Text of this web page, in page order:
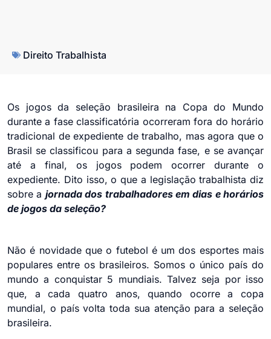
Direito Trabalhista
Os jogos da seleção brasileira na Copa do Mundo
durante a fase classificatória ocorreram fora do horário
tradicional de expediente de trabalho, mas agora que o
Brasil se classificou para a segunda fase, e se avançar
até a final, os jogos podem ocorrer durante o
expediente. Dito isso, o que a legislação trabalhista diz
sobre a jornada dos trabalhadores em dias e horários
de jogos da seleção?
Não é novidade que o futebol é um dos esportes mais
populares entre os brasileiros. Somos o único país do
mundo a conquistar 5 mundiais. Talvez seja por isso
que, a cada quatro anos, quando ocorre a copa
mundial, o país volta toda sua atenção para a seleção
brasileira.